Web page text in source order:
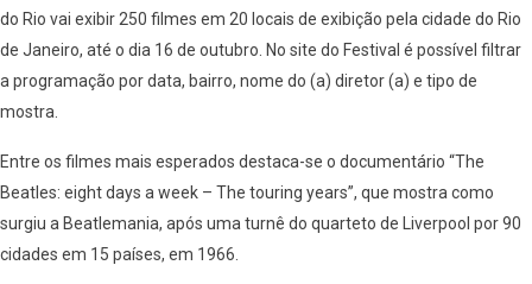
do Rio vai exibir 250 filmes em 20 locais de exibição pela cidade do Rio
de Janeiro, até o dia 16 de outubro. No site do Festival é possível filtrar
a programação por data, bairro, nome do (a) diretor (a) e tipo de
mostra.
Entre os filmes mais esperados destaca-se o documentário “The
Beatles: eight days a week – The touring years”, que mostra como
surgiu a Beatlemania, após uma turnê do quarteto de Liverpool por 90
cidades em 15 países, em 1966.